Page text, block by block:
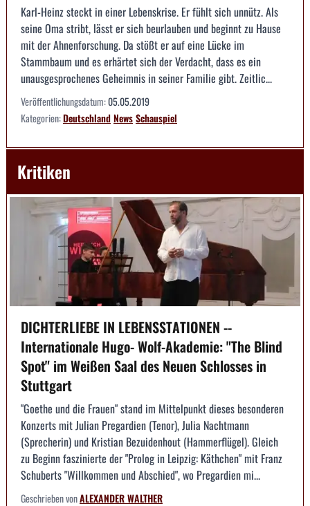
Karl-Heinz steckt in einer Lebenskrise. Er fühlt sich unnütz. Als
seine Oma stribt, lässt er sich beurlauben und beginnt zu Hause
mit der Ahnenforschung. Da stößt er auf eine Lücke im
Stammbaum und es erhärtet sich der Verdacht, dass es ein
unausgesprochenes Geheimnis in seiner Familie gibt. Zeitlic...
Veröffentlichungsdatum:05.05.2019
Kategorien:DeutschlandNewsSchauspiel
Kritiken
DICHTERLIEBE IN LEBENSSTATIONEN --
Internationale Hugo- Wolf-Akademie: "The Blind
Spot" im Weißen Saal des Neuen Schlosses in
Stuttgart
"Goethe und die Frauen" stand im Mittelpunkt dieses besonderen
Konzerts mit Julian Pregardien (Tenor), Julia Nachtmann
(Sprecherin) und Kristian Bezuidenhout (Hammerflügel). Gleich
zu Beginn faszinierte der "Prolog in Leipzig: Käthchen" mit Franz
Schuberts "Willkommen und Abschied", wo Pregardien mi...
Geschrieben vonALEXANDER WALTHER